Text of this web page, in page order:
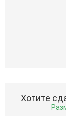
Хотите